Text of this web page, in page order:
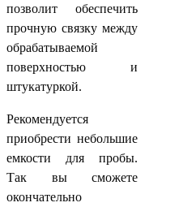
позволит обеспечить
прочную связку между
обрабатываемой
поверхностью и
штукатуркой.
Рекомендуется
приобрести небольшие
емкости для пробы.
Так вы сможете
окончательно